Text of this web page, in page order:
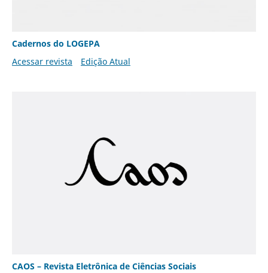
Cadernos do LOGEPA
Acessar revista
Edição Atual
CAOS – Revista Eletrônica de Ciências Sociais